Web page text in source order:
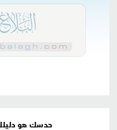
حدسك هو